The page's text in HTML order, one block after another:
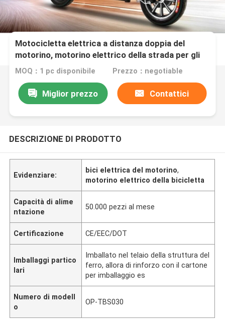
Motocicletta elettrica a distanza doppia del
motorino, motorino elettrico della strada per gli
adulti
MOQ：1 pc disponibile Prezzo：negotiable
Miglior prezzo Contattici
DESCRIZIONE DI PRODOTTO
Evidenziare:
bici elettrica del motorino,
motorino elettrico della bicicletta
Capacità di alime
ntazione
50.000 pezzi al mese
Certificazione CE/EEC/DOT
Imballaggi partico
lari
Imballato nel telaio della struttura del
ferro, allora di rinforzo con il cartone
per imballaggio es
Numero di modell
o
OP-TBS030